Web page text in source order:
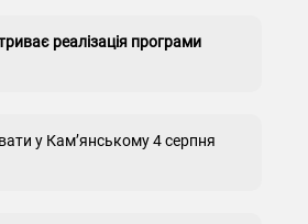
реалізація програми
у Кам’янському 4 серпня